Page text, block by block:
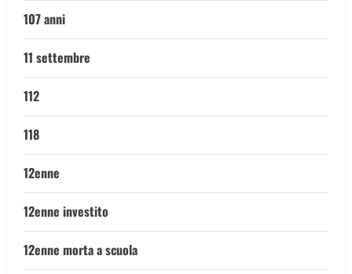
107 anni
11 settembre
112
118
12enne
12enne investito
12enne morta a scuola